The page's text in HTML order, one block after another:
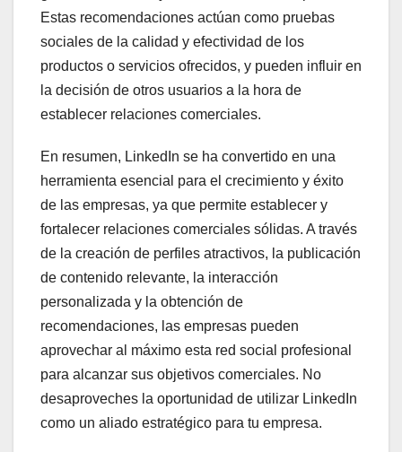
Estas recomendaciones actúan como pruebas
sociales de la calidad y efectividad de los
productos o servicios ofrecidos, y pueden influir en
la decisión de otros usuarios a la hora de
establecer relaciones comerciales.
En resumen, LinkedIn se ha convertido en una
herramienta esencial para el crecimiento y éxito
de las empresas, ya que permite establecer y
fortalecer relaciones comerciales sólidas. A través
de la creación de perfiles atractivos, la publicación
de contenido relevante, la interacción
personalizada y la obtención de
recomendaciones, las empresas pueden
aprovechar al máximo esta red social profesional
para alcanzar sus objetivos comerciales. No
desaproveches la oportunidad de utilizar LinkedIn
como un aliado estratégico para tu empresa.